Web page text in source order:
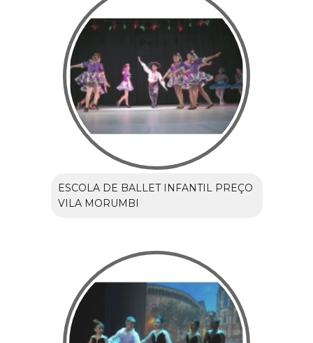
ESCOLA DE BALLET INFANTIL PREÇO
VILA MORUMBI